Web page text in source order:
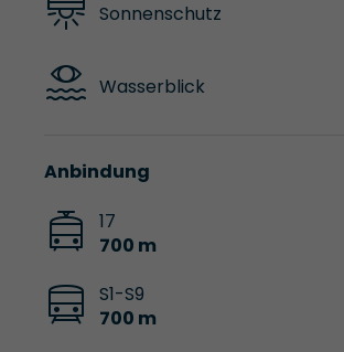
Sonnenschutz
Wasserblick
Anbindung
17
700 m
S1-S9
700 m